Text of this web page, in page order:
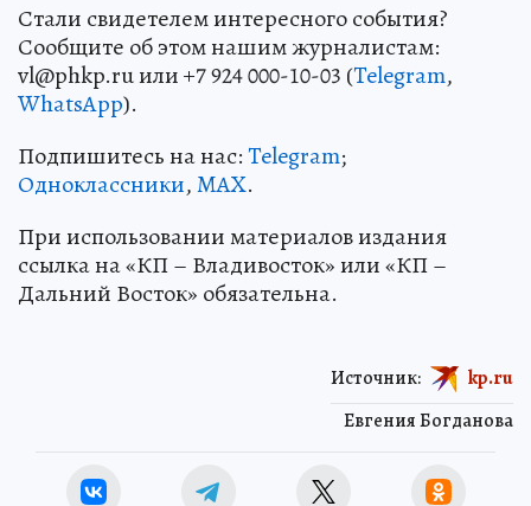
Стали свидетелем интересного события?
Сообщите об этом нашим журналистам:
vl@phkp.ru или +7 924 000-10-03 (Telegram,
WhatsApp).
Подпишитесь на нас:Telegram;
Одноклассники,MAX.
При использовании материалов издания
ссылка на «КП – Владивосток» или «КП –
Дальний Восток» обязательна.
Евгения Богданова
Источник: kp.ru